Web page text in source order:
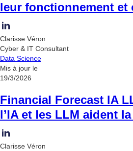
leur fonctionnement et
Clarisse Véron
Cyber & IT Consultant
Data Science
Mis à jour le
19/3/2026
Financial Forecast IA
l’IA et les LLM aident
Clarisse Véron